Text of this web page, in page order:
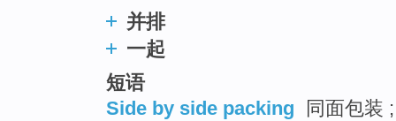
并排
一起
短语
Side by side packing
同面包装